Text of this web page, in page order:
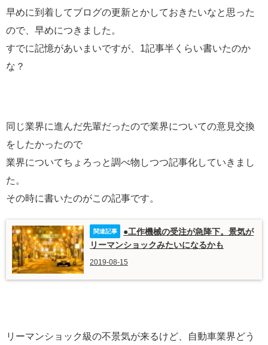
早めに到着してブログの更新とかしておきたいなと思った
ので、早めにつきました。
すでに記憶があいまいですが、1記事半くらい書いたのか
な？
同じ業界に進んだ先輩だったので業界についての意見交換
をしたかったので
業界についてちょろっと調べ物しつつ記事化していきまし
た。
その時に書いたのがこの記事です。
●工作機械の受注が急降下。景気が
リーマンショックみたいになるかも
2019-08-15
リーマンショック級の不景気が来るけど、自動車業界どう